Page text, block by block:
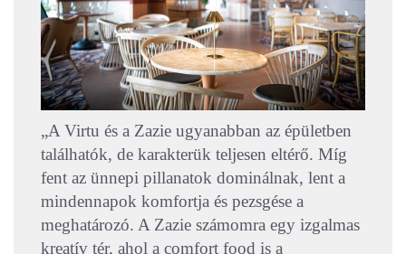
„A Virtu és a Zazie ugyanabban az épületben
találhatók, de karakterük teljesen eltérő. Míg
fent az ünnepi pillanatok dominálnak, lent a
mindennapok komfortja és pezsgése a
meghatározó. A Zazie számomra egy izgalmas
kreatív tér, ahol a comfort food is a